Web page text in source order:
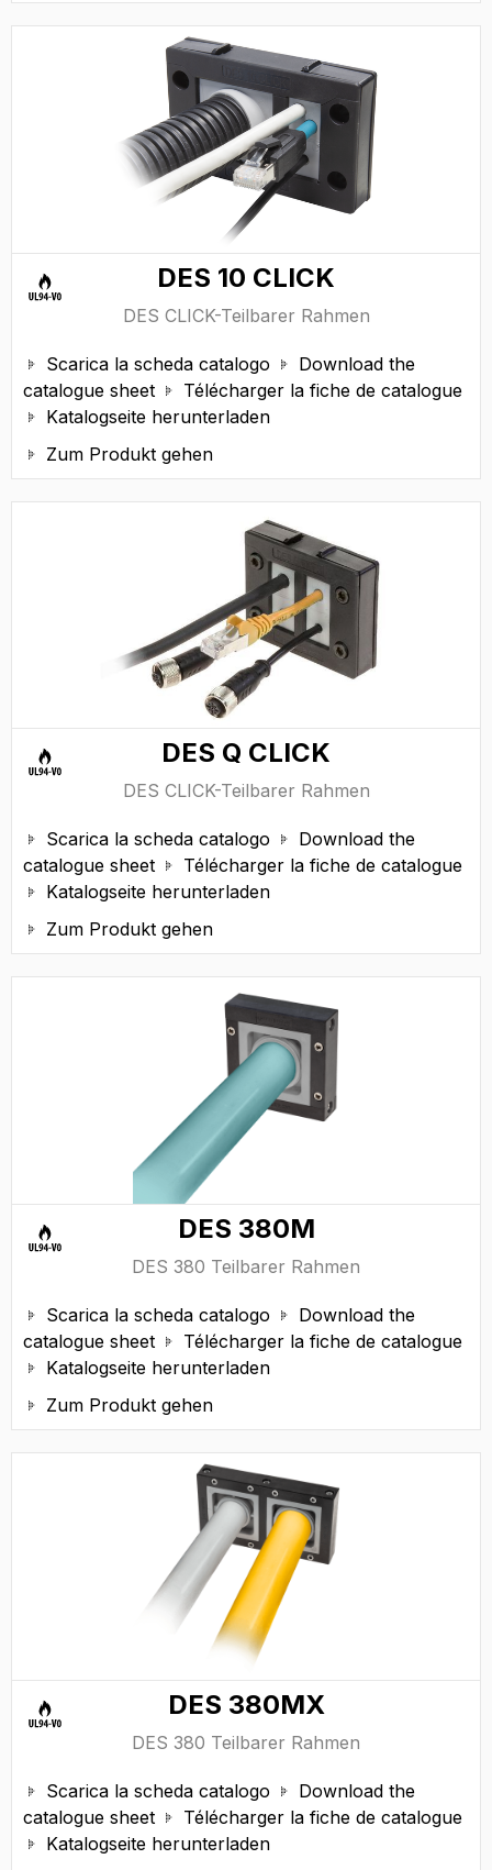
DES 10 CLICK
DES CLICK-Teilbarer Rahmen
 Scarica la scheda catalogo 
Download the
catalogue sheet
 Télécharger la fiche de catalogue
 Katalogseite herunterladen
 Zum Produkt gehen
DES Q CLICK
DES CLICK-Teilbarer Rahmen
 Scarica la scheda catalogo 
Download the
catalogue sheet
 Télécharger la fiche de catalogue
 Katalogseite herunterladen
 Zum Produkt gehen
DES 380M
DES 380 Teilbarer Rahmen
 Scarica la scheda catalogo 
Download the
catalogue sheet
 Télécharger la fiche de catalogue
 Katalogseite herunterladen
 Zum Produkt gehen
DES 380MX
DES 380 Teilbarer Rahmen
 Scarica la scheda catalogo 
Download the
catalogue sheet
 Télécharger la fiche de catalogue

Katalogseite herunterladen